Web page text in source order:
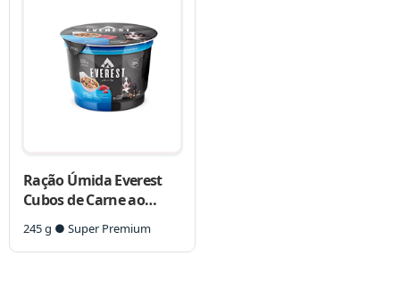
Ração Úmida Everest
Cubos de Carne ao
Molho para Cães
Filhotes
245 g ● Super Premium